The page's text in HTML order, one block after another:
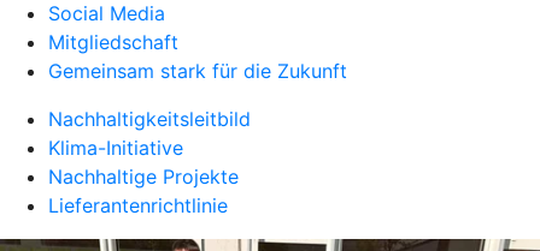
Social Media
Mitgliedschaft
Gemeinsam stark für die Zukunft
Nachhaltigkeitsleitbild
Klima-Initiative
Nachhaltige Projekte
Lieferantenrichtlinie